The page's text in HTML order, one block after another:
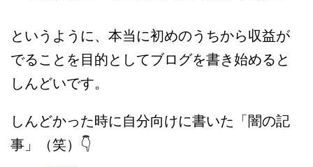
というように、本当に初めのうちから収益が
でることを目的としてブログを書き始めると
しんどいです。
しんどかった時に自分向けに書いた「闇の記
事」（笑）👇